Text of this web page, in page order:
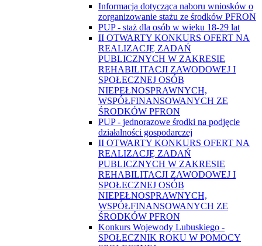
Informacja dotycząca naboru wniosków o
zorganizowanie stażu ze środków PFRON
PUP - staż dla osób w wieku 18-29 lat
II OTWARTY KONKURS OFERT NA
REALIZACJĘ ZADAŃ
PUBLICZNYCH W ZAKRESIE
REHABILITACJI ZAWODOWEJ I
SPOŁECZNEJ OSÓB
NIEPEŁNOSPRAWNYCH,
WSPÓŁFINANSOWANYCH ZE
ŚRODKÓW PFRON
PUP - jednorazowe środki na podjęcie
działalności gospodarczej
II OTWARTY KONKURS OFERT NA
REALIZACJĘ ZADAŃ
PUBLICZNYCH W ZAKRESIE
REHABILITACJI ZAWODOWEJ I
SPOŁECZNEJ OSÓB
NIEPEŁNOSPRAWNYCH,
WSPÓŁFINANSOWANYCH ZE
ŚRODKÓW PFRON
Konkurs Wojewody Lubuskiego -
SPOŁECZNIK ROKU W POMOCY